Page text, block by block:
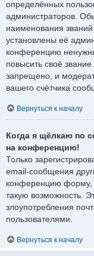
определённых
администраторов.
наименования
установлены её
конференцию
повысить своё
запрещено, и
вашего счётчика
Вернуться к началу
Когда я щёлкаю по
на конференцию!
Только
email-сообщения
конференцию форму,
такую возможность.
злоупотребления
пользователями.
Вернуться к началу